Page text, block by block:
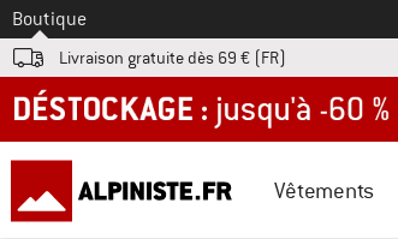
Vers le
Boutique
Livraison gratuite dès 69 € (FR)
DÉSTOCKAGE : jusqu'à -60 %
Vêtements